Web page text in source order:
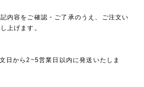
内容をご確認・ご了承のうえ、ご注文い
上げます。
日から2~5営業日以内に発送いたしま